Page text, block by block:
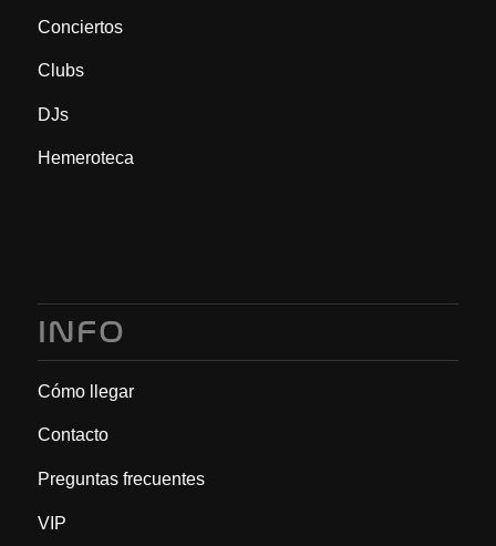
Conciertos
Clubs
DJs
Hemeroteca
INFO
Cómo llegar
Contacto
Preguntas frecuentes
VIP